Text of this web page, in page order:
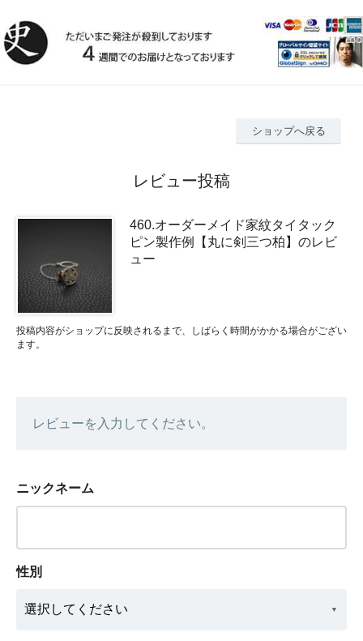
ショップへ戻る
レビュー投稿
460.オーダーメイド家紋タイタック
ピン製作例【丸に剣三つ柏】のレビ
ュー
投稿内容がショップに反映されるまで、しばらく時間がかかる場合がござい
ます。
レビューを入力してください。
ニックネーム
性別